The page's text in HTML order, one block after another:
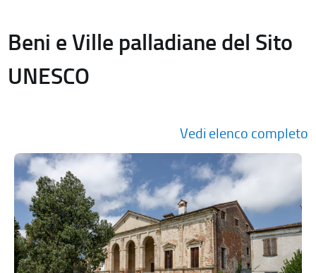
Beni e Ville palladiane del Sito
UNESCO
Vedi elenco completo